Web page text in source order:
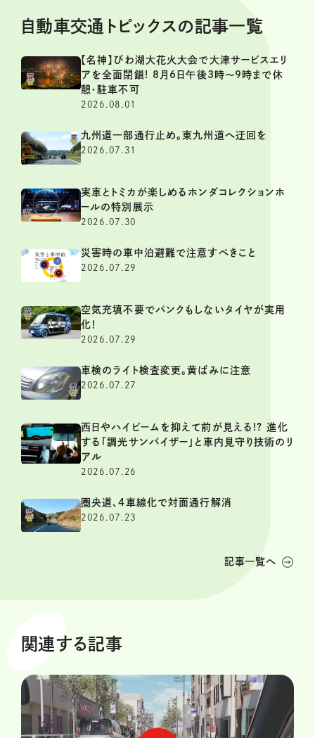
自動車交通トピックスの記事一覧
【名神】びわ湖大花火大会で大津サービスエリ
アを全面閉鎖! 8月6日午後3時～9時まで休
憩・駐車不可
2026.08.01
九州道一部通行止め。東九州道へ迂回を
2026.07.31
実車とトミカが楽しめるホンダコレクションホ
ールの特別展示
2026.07.30
災害時の車中泊避難で注意すべきこと
2026.07.29
空気充填不要でパンクもしないタイヤが実用
化！
2026.07.29
車検のライト検査変更。黄ばみに注意
2026.07.27
西日やハイビームを抑えて前が見える!? 進化
する「調光サンバイザー」と車内見守り技術のリ
アル
2026.07.26
圏央道、4車線化で対面通行解消
2026.07.23
記事一覧へ
関連する記事